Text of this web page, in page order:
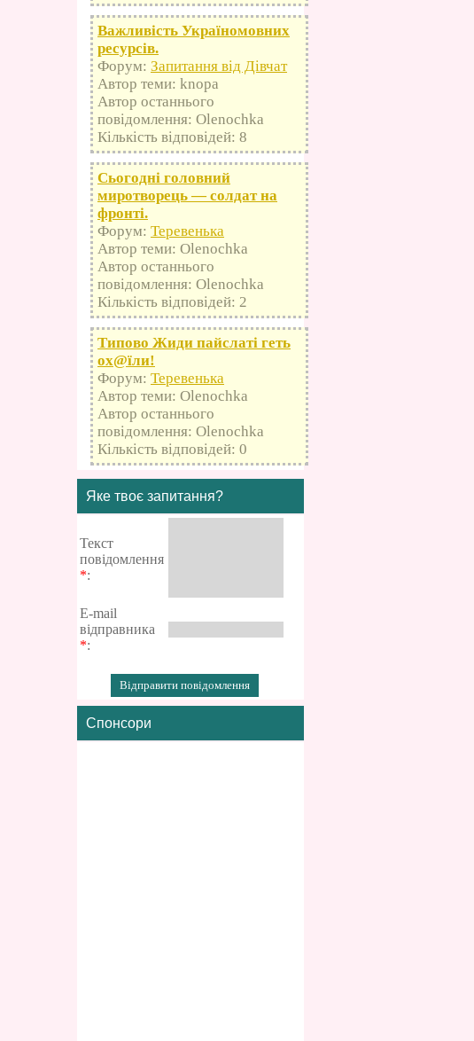
Важливість Україномовних
ресурсів.
Форум: Запитання від Дівчат
Автор теми: knopa
Автор останнього
повідомлення: Olenochka
Кількість відповідей: 8
Сьогодні головний
миротворець — солдат на
фронті.
Форум: Теревенька
Автор теми: Olenochka
Автор останнього
повідомлення: Olenochka
Кількість відповідей: 2
Типово Жиди пайслаті геть
оx@їли!
Форум: Теревенька
Автор теми: Olenochka
Автор останнього
повідомлення: Olenochka
Кількість відповідей: 0
Яке твоє запитання?
Текст
повідомлення
*:
E-mail
відправника
*:
Спонсори